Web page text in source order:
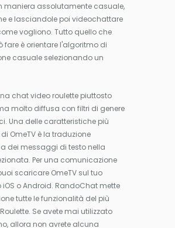
maniera assolutamente casuale,
e lasciandole poi videochattare
vogliono. Tutto quello che
fare è orientare l'algoritmo di
casuale selezionando un
chat video roulette piuttosto
molto diffusa con filtri di genere
Una delle caratteristiche più
OmeTV è la traduzione
dei messaggi di testo nella
Per una comunicazione
scaricare OmeTV sul tuo
o Android. RandoChat mette
tutte le funzionalità del più
Se avete mai utilizzato
allora non avrete alcuna